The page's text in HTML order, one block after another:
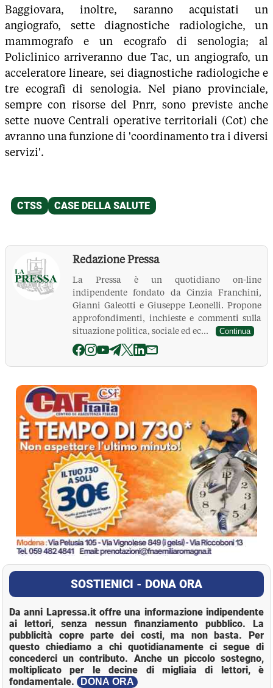
Baggiovara, inoltre, saranno acquistati un
angiografo, sette diagnostiche radiologiche, un
mammografo e un ecografo di senologia; al
Policlinico arriveranno due Tac, un angiografo, un
acceleratore lineare, sei diagnostiche radiologiche e
tre ecografi di senologia. Nel piano provinciale,
sempre con risorse del Pnrr, sono previste anche
sette nuove Centrali operative territoriali (Cot) che
avranno una funzione di 'coordinamento tra i diversi
servizi'.
Redazione Pressa
La Pressa è un quotidiano on-line
indipendente fondato da Cinzia Franchini,
Gianni Galeotti e Giuseppe Leonelli. Propone
approfondimenti, inchieste e commenti sulla
situazione politica, sociale ed ec...
Continua
La Pressa
SOSTIENICI - DONA ORA
Da anni Lapressa.it offre una informazione indipendente
ai lettori, senza nessun finanziamento pubblico. La
pubblicità copre parte dei costi, ma non basta. Per
questo chiediamo a chi quotidianamente ci segue di
concederci un contributo. Anche un piccolo sostegno,
moltiplicato per le decine di migliaia di lettori, è
fondamentale.
DONA ORA